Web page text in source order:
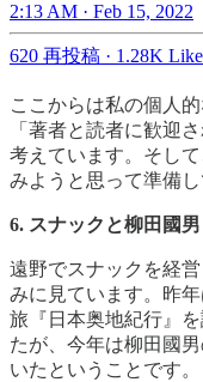
2:13 AM · Feb 15, 2022
620 再投稿 · 1.28K Like
ここからは私の個人
「著者と読者に歓迎
考えています。そし
みようと思って準備し
6. スナックと柳田國男
遠野でスナックを経
みに見ています。昨
旅『日本奥地紀行』
たが、今年は柳田國
いたということです。